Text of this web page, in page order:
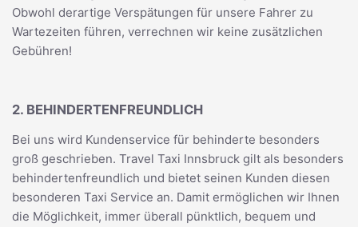
Obwohl derartige Verspätungen für unsere Fahrer zu
Wartezeiten führen, verrechnen wir keine zusätzlichen
Gebühren!
2. BEHINDERTENFREUNDLICH
Bei uns wird Kundenservice für behinderte besonders
groß geschrieben. Travel Taxi Innsbruck gilt als besonders
behindertenfreundlich und bietet seinen Kunden diesen
besonderen Taxi Service an. Damit ermöglichen wir Ihnen
die Möglichkeit, immer überall pünktlich, bequem und